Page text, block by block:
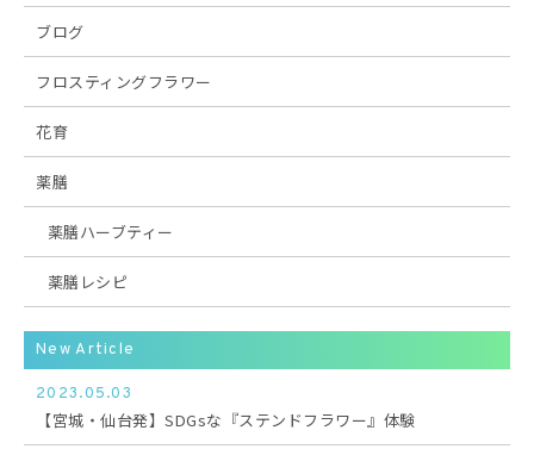
ブログ
フロスティングフラワー
花育
薬膳
薬膳ハーブティー
薬膳レシピ
New Article
2023.05.03
【宮城・仙台発】SDGsな『ステンドフラワー』体験